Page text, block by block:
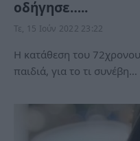
οδήγησε…..
Τε, 15 Ιούν 2022 23:22
Η κατάθεση του
παιδιά, για το τι συνέβη…